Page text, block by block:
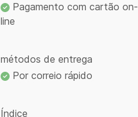
Pagamento com cartão on-
line
métodos de entrega
Por correio rápido
Índice